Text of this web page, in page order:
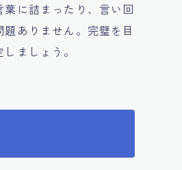
に詰まったり、言い回
ありません。完璧を目
ましょう。